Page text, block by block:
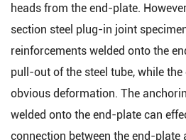
heads from the end-plate.
section steel plug-in joint
reinforcements welded onto the
pull-out of the steel tube, while
obvious deformation. The
welded onto the end-plate can
connection between the end-plate